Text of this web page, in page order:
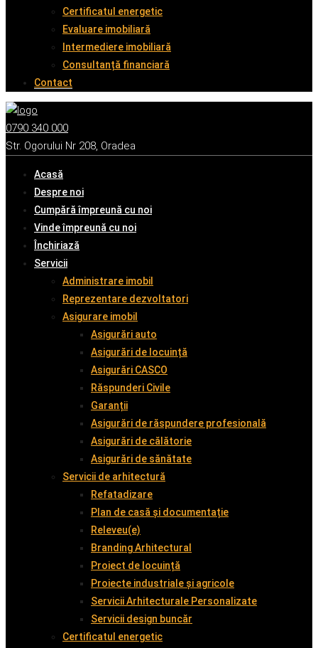
Certificatul energetic
Evaluare imobiliară
Intermediere imobiliară
Consultanță financiară
Contact
0790 340 000
Str. Ogorului Nr 208, Oradea
Acasă
Despre noi
Cumpără împreună cu noi
Vinde împreună cu noi
Închiriază
Servicii
Administrare imobil
Reprezentare dezvoltatori
Asigurare imobil
Asigurări auto
Asigurări de locuință
Asigurări CASCO
Răspunderi Civile
Garanții
Asigurări de răspundere profesională
Asigurări de călătorie
Asigurări de sănătate
Servicii de arhitectură
Refatadizare
Plan de casă și documentație
Releveu(e)
Branding Arhitectural
Proiect de locuință
Proiecte industriale și agricole
Servicii Arhitecturale Personalizate
Servicii design buncăr
Certificatul energetic